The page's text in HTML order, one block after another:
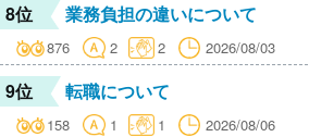
8位 業務負担の違いについて
876 2 2 2026/08/03
9位 転職について
158 1 1 2026/08/06